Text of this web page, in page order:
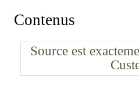
Contenus
Source est